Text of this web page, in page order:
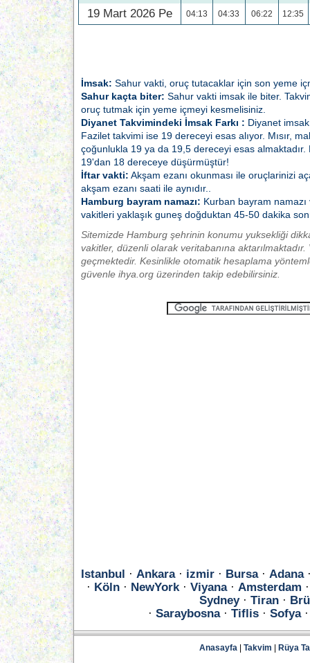
19 Mart 2026 Pe 04:13 04:33 06:22 12:35
İmsak: Sahur vakti, oruç tutacaklar için son yeme
Sahur kaçta biter: Sahur vakti imsak ile biter.
oruç tutmak için yeme içmeyi kesmelisiniz.
Diyanet Takvimindeki İmsak Farkı : Diyanet
Fazilet takvimi ise 19 dereceyi esas alıyor. Mısır,
çoğunlukla 19 ya da 19,5 dereceyi esas almaktadır.
19'dan 18 dereceye düşürmüştür!
İftar vakti: Akşam ezanı okunması ile oruçlarinizi
akşam ezanı saati ile aynıdır..
Hamburg bayram namazı: Kurban bayram
vakitleri yaklaşık guneş doğduktan 45-50 dakika
Sitemizde Hamburg şehrinin konumu yuksekliği
vakitler, düzenli olarak veritabanına
geçmektedir. Kesinlikle otomatik hesaplama
güvenle ihya.org üzerinden takip edebilirsiniz.
Istanbul · Ankara· izmir· Bursa· Adana
· Köln· NewYork· Viyana· Amsterdam
Sydney· Tiran·
· Saraybosna· Tiflis· Sofya
Anasayfa Takvim Rüya